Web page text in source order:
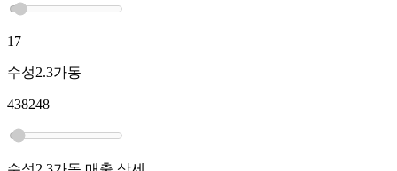
17
수성2.3가동
438248